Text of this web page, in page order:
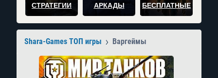
СТРАТЕГИИ АРКАДЫ БЕСПЛАТНЫЕ
Shara-Games ТОП игры Варгеймы